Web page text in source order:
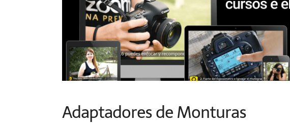
Adaptadores de Monturas